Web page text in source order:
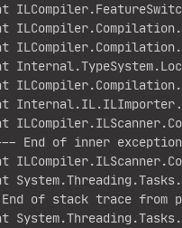
End of inner
of stack trace from